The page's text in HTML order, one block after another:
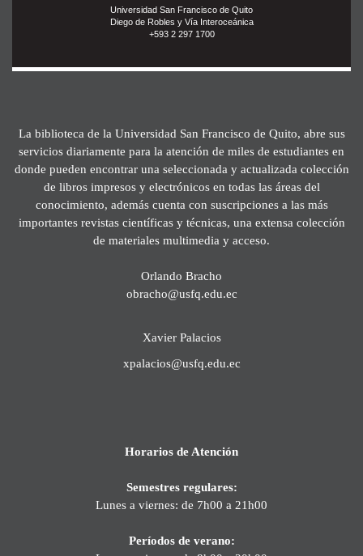
Universidad San Francisco de Quito
Diego de Robles y Vía Interoceánica
+593 2 297 1700
La biblioteca de la Universidad San Francisco de Quito, abre sus
servicios diariamente para la atención de miles de estudiantes en
donde pueden encontrar una seleccionada y actualizada colección
de libros impresos y electrónicos en todas las áreas del
conocimiento, además cuenta con suscripciones a las más
importantes revistas científicas y técnicas, una extensa colección
de materiales multimedia y acceso.
Orlando Bracho
obracho@usfq.edu.ec
Xavier Palacios
xpalacios@usfq.edu.ec
Horarios de Atención
Semestres regulares:
Lunes a viernes: de 7h00 a 21h00
Períodos de verano: